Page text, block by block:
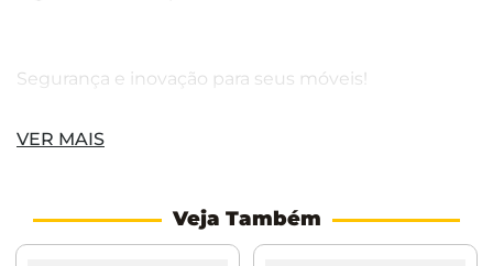
Segurança e inovação para seus móveis!
BR é a escolha ideal para quem busca proteger
gavetas, armários e portas de madeira com
VER MAIS
Veja Também